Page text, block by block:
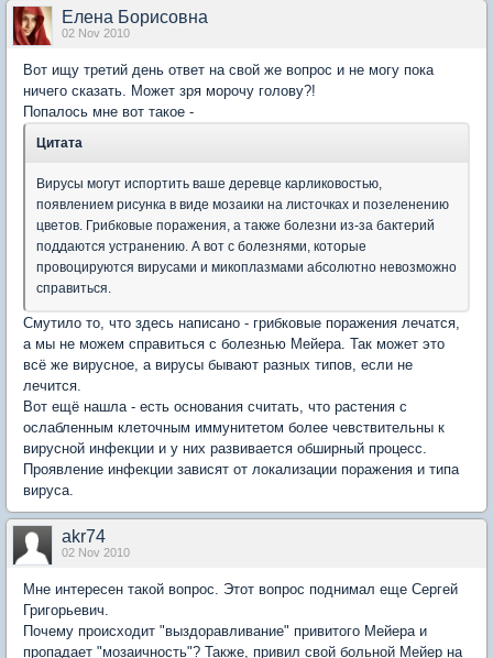
Елена Борисовна
02 Nov 2010
Вот ищу третий день ответ на свой же вопрос и не могу пока
ничего сказать. Может зря морочу голову?!
Попалось мне вот такое -
Цитата
Вирусы могут испортить ваше деревце карликовостью,
появлением рисунка в виде мозаики на листочках и позеленению
цветов. Грибковые поражения, а также болезни из-за бактерий
поддаются устранению. А вот с болезнями, которые
провоцируются вирусами и микоплазмами абсолютно невозможно
справиться.
Смутило то, что здесь написано - грибковые поражения лечатся,
а мы не можем справиться с болезнью Мейера. Так может это
всё же вирусное, а вирусы бывают разных типов, если не
лечится.
Вот ещё нашла - есть основания считать, что растения с
ослабленным клеточным иммунитетом более чевствительны к
вирусной инфекции и у них развивается обширный процесс.
Проявление инфекции зависят от локализации поражения и типа
вируса.
akr74
02 Nov 2010
Мне интересен такой вопрос. Этот вопрос поднимал еще Сергей
Григорьевич.
Почему происходит "выздоравливание" привитого Мейера и
пропадает "мозаичность"? Также, привил свой больной Мейер на